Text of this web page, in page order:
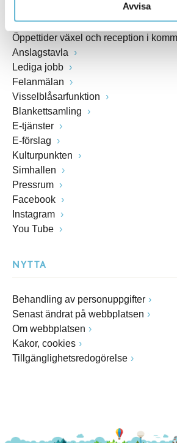
Avvisa
Öppettider växel och reception i
Anslagstavla
Lediga jobb
Felanmälan
Visselblåsarfunktion
Blankettsamling
E-tjänster
E-förslag
Kulturpunkten
Simhallen
Pressrum
Facebook
Instagram
You Tube
NYTTA
Behandling av personuppgifter
Senast ändrat på webbplatsen
Om webbplatsen
Kakor, cookies
Tillgänglighetsredogörelse